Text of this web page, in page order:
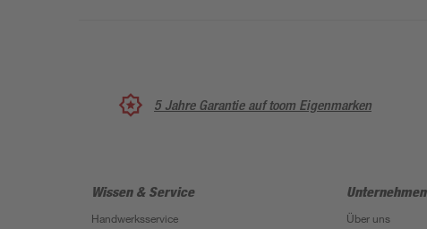
5 Jahre Garantie auf toom Eigenmarken
Wissen & Service
Handwerksservice
Unternehmen
Über uns